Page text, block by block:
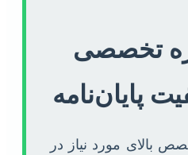
تخصصی
پایان‌نامه
بالای مورد نیاز در